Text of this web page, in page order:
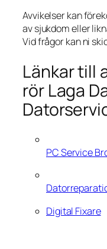
Avvikelser kan
av sjukdom eller
Vid frågor kan ni
Länkar till
rör Laga
PC Service
Digital Fixare